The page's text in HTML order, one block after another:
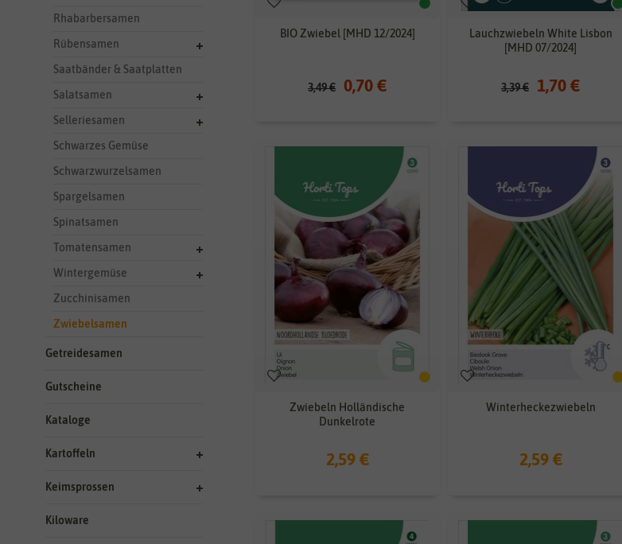
Rhabarbersamen
Rübensamen
Saatbänder & Saatplatten
Salatsamen
Selleriesamen
Schwarzes Gemüse
Schwarzwurzelsamen
Spargelsamen
Spinatsamen
Tomatensamen
Wintergemüse
Zucchinisamen
Zwiebelsamen
Getreidesamen
Gutscheine
Kataloge
Kartoffeln
Keimsprossen
Kiloware
BIO Zwiebel [MHD 12/2024]
3,49 € 0,70 €
Lauchzwiebeln White Lisbon
[MHD 07/2024]
3,39 € 1,70 €
Zwiebeln Holländische
Dunkelrote
2,59 €
Winterheckezwiebeln
2,59 €